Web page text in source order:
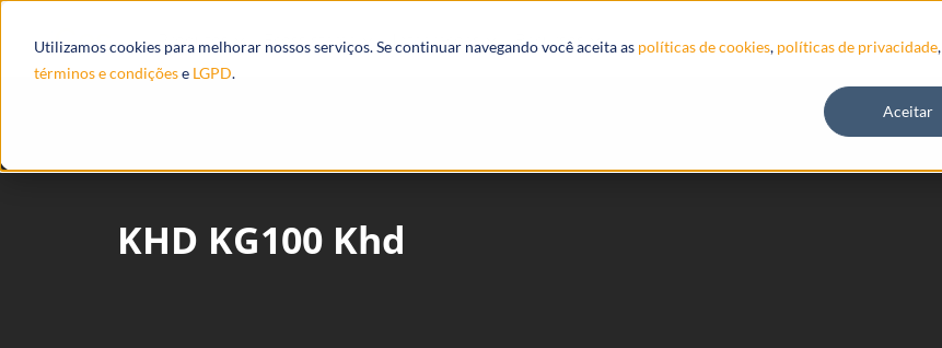
Utilizamos cookies para melhorar nossos serviços. Se continuar navegando você aceita as políticas de cookies, políticas de privacidade,
términos e condiçõese LGPD.
Aceitar
Produtos Ecossistema Integrações Recursos
KHD KG100 Khd